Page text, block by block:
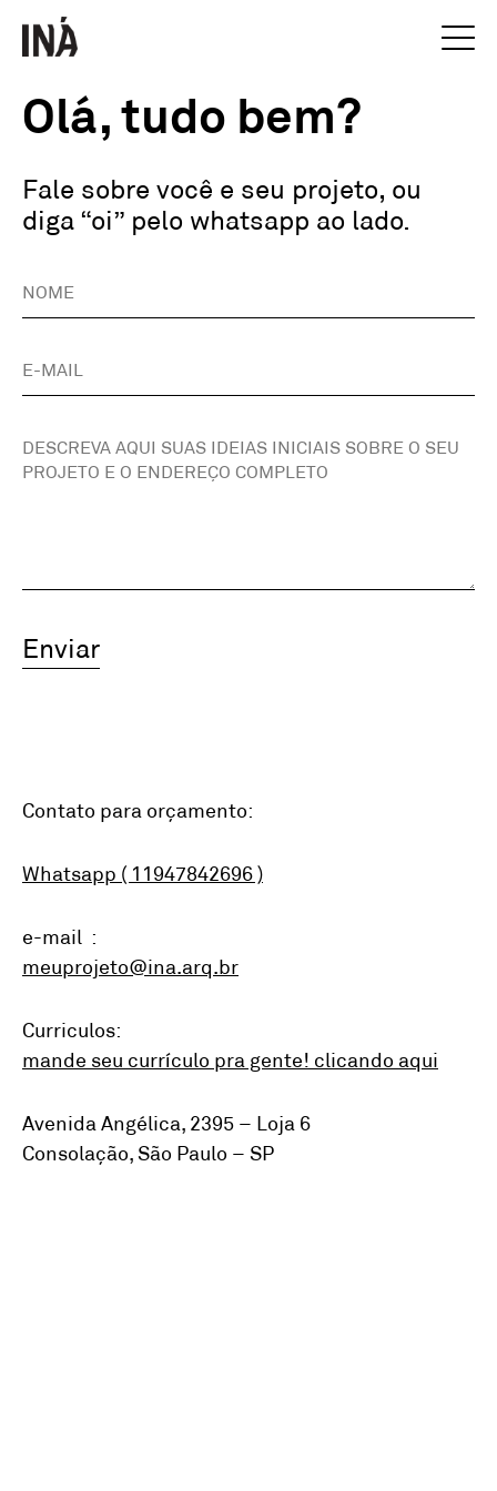
Olá, tudo bem?
Fale sobre você e seu projeto, ou
diga “oi” pelo whatsapp ao lado.
Enviar
Contato para orçamento:
Whatsapp ( 11947842696 )
e-mail :
meuprojeto@ina.arq.br
Curriculos:
mande seu currículo pra gente! clicando aqui
Avenida Angélica, 2395 – Loja 6
Consolação, São Paulo – SP